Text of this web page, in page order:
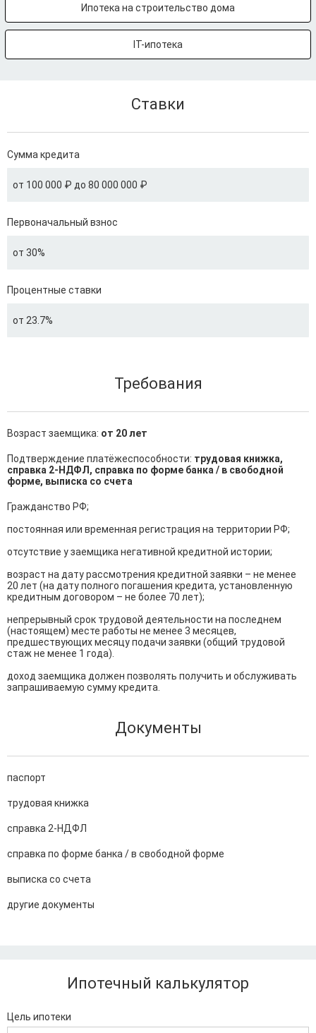
Ипотека на строительство дома
IT-ипотека
Ставки
Сумма кредита
от 100 000 ₽ до 80 000 000 ₽
Первоначальный взнос
от 30%
Процентные ставки
от 23.7%
Требования
Возраст заемщика: от 20 лет
Подтверждение платёжеспособности: трудовая книжка,
справка 2-НДФЛ, справка по форме банка / в свободной
форме, выписка со счета
Гражданство РФ;
постоянная или временная регистрация на территории РФ;
отсутствие у заемщика негативной кредитной истории;
возраст на дату рассмотрения кредитной заявки – не менее
20 лет (на дату полного погашения кредита, установленную
кредитным договором – не более 70 лет);
непрерывный срок трудовой деятельности на последнем
(настоящем) месте работы не менее 3 месяцев,
предшествующих месяцу подачи заявки (общий трудовой
стаж не менее 1 года).
доход заемщика должен позволять получить и обслуживать
запрашиваемую сумму кредита.
Документы
паспорт
трудовая книжка
справка 2-НДФЛ
справка по форме банка / в свободной форме
выписка со счета
другие документы
Ипотечный калькулятор
Цель ипотеки